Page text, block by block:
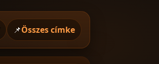
📌Összes címke